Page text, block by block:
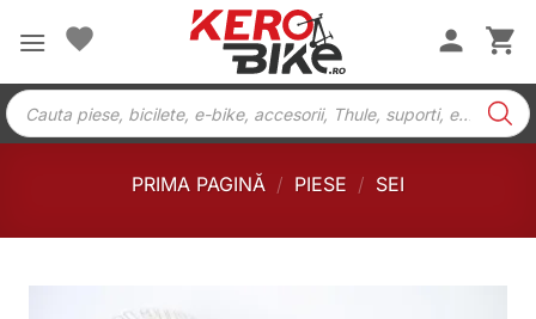
Products
search
PRIMA PAGINĂ / PIESE / SEI